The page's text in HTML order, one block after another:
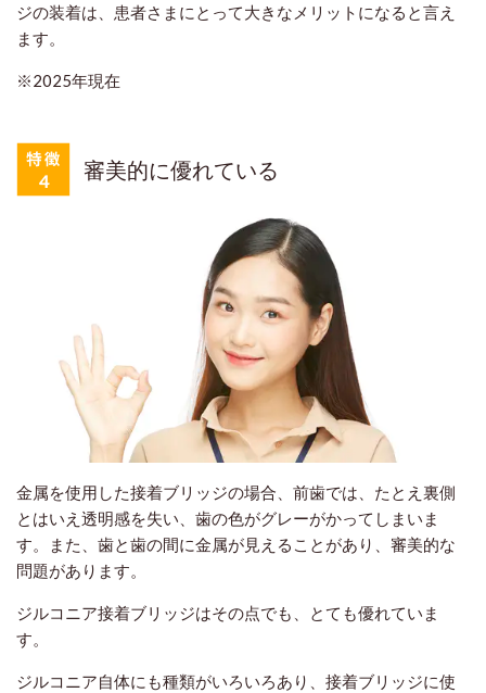
ジの装着は、患者さまにとって大きなメリットになると言え
ます。
※2025年現在
審美的に優れている
金属を使用した接着ブリッジの場合、前歯では、たとえ裏側
とはいえ透明感を失い、歯の色がグレーがかってしまいま
す。また、歯と歯の間に金属が見えることがあり、審美的な
問題があります。
ジルコニア接着ブリッジはその点でも、とても優れていま
す。
ジルコニア自体にも種類がいろいろあり、接着ブリッジに使